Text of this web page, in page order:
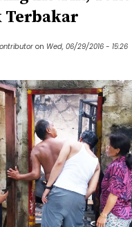
Terbakar
on Wed, 06/29/2016 - 15:26